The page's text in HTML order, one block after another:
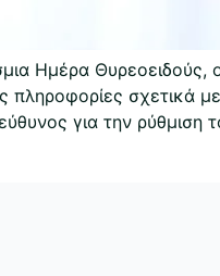
Ημέρα Θυρεοειδούς,
πληροφορίες σχετικά
για την ρύθμιση